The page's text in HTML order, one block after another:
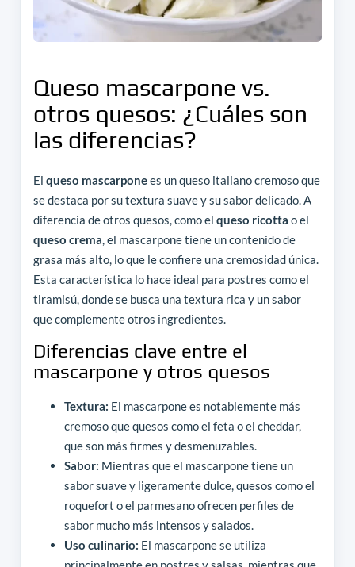
Queso mascarpone vs.
otros quesos: ¿Cuáles son
las diferencias?
El queso mascarponees un queso italiano cremoso que
se destaca por su textura suave y su sabor delicado. A
diferencia de otros quesos, como el queso ricotta o el
queso crema, el mascarpone tiene un contenido de
grasa más alto, lo que le confiere una cremosidad única.
Esta característica lo hace ideal para postres como el
tiramisú, donde se busca una textura rica y un sabor
que complemente otros ingredientes.
Diferencias clave entre el
mascarpone y otros quesos
Textura: El mascarpone es notablemente más
cremoso que quesos como el feta o el cheddar,
que son más firmes y desmenuzables.
Sabor: Mientras que el mascarpone tiene un
sabor suave y ligeramente dulce, quesos como el
roquefort o el parmesano ofrecen perfiles de
sabor mucho más intensos y salados.
Uso culinario: El mascarpone se utiliza